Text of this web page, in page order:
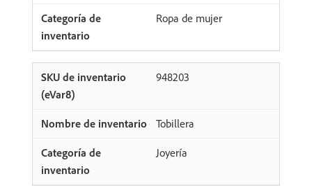
Ropa de mujer
948203
Tobillera
Joyería